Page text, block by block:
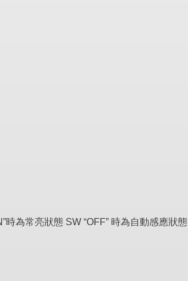
為常亮狀態 SW “OFF” 時為自動感應狀態